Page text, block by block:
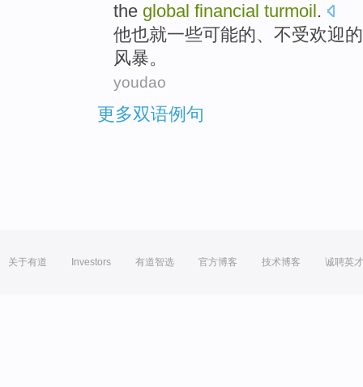
the global financial turmoil .
他也就一些可能的、 不受欢迎的
风暴。
youdao
更多双语例句
关于有道 Investors 有道智选 官方博客 技术博客 诚聘英才